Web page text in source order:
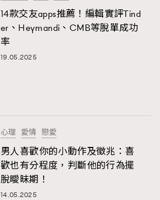
14款交友apps推薦！編輯實評Tind
er、Heymandi、CMB等脫單成功
率
19.05.2025
心理 愛情 戀愛
男人喜歡你的小動作及徵兆：喜
歡也有分程度，判斷他的行為擺
脫曖昧期！
14.05.2025